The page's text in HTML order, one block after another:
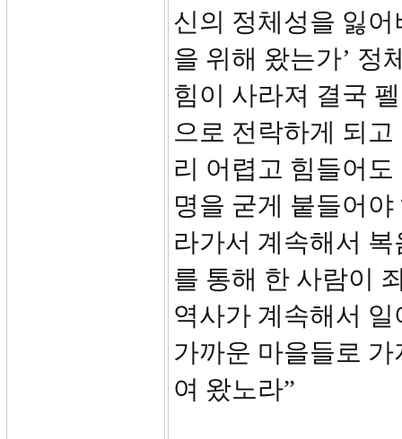
신의 정체성을 잃어
을 위해 왔는가’ 정
힘이 사라져 결국
으로 전락하게 되
리 어렵고 힘들어
명을 굳게 붙들어
라가서 계속해서
를 통해 한 사람이
역사가 계속해서
가까운 마을들로
여 왔노라”